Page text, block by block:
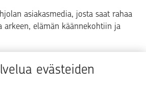
evästeiden
asiakasmedia, josta saat rahaa
arkeen, elämän käännekohtiin ja
Elämä
Yrityselämä